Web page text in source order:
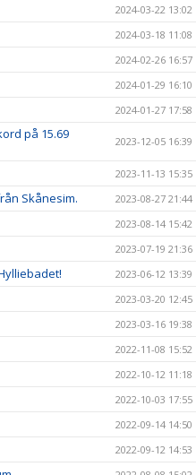
2024-03-22 13:02
2024-03-18 11:08
2024-02-26 16:57
2024-01-29 16:10
2024-01-27 17:58
på 15.69
2023-12-05 16:39
2023-11-13 15:35
Skånesim.
2023-08-27 21:44
2023-08-14 15:42
2023-07-19 21:36
2023-06-12 13:39
2023-03-20 12:45
2023-03-16 19:38
2022-11-08 15:52
2022-10-12 11:18
2022-10-03 17:55
2022-09-14 14:50
2022-09-12 14:53